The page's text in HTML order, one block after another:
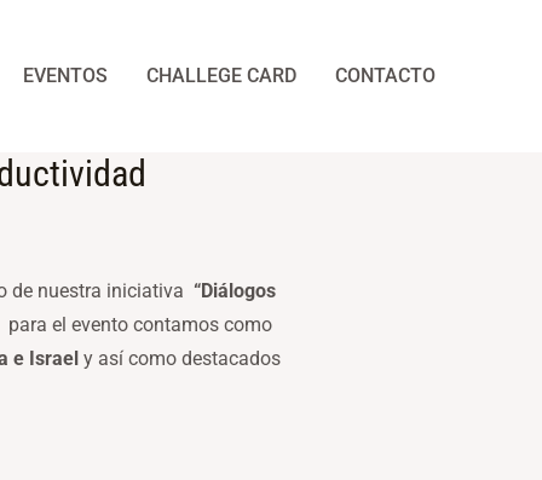
EVENTOS CHALLEGE CARD CONTACTO
de nuestra iniciativa “Diálogos
para el evento contamos como
e Israel y así como destacados